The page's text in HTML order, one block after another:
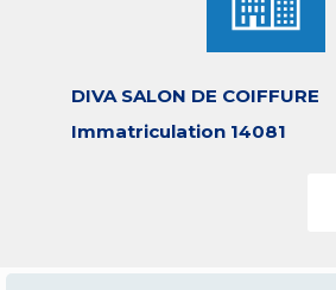
DIVA SALON DE COIFFURE
Immatriculation 14081